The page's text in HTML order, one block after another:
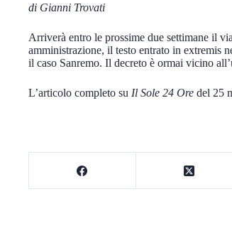
di Gianni Trovati
Arriverà entro le prossime due settimane il
amministrazione, il testo entrato in extremis
il caso Sanremo. Il decreto è ormai vicino
L’articolo completo su Il Sole 24 Ore del 25